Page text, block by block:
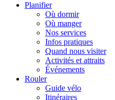
Planifier
Où dormir
Où manger
Nos services
Infos pratiques
Quand nous visiter
Activités et attraits
Événements
Rouler
Guide vélo
Itinéraires